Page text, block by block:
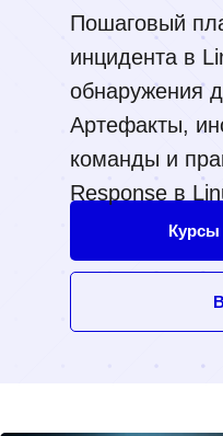
Курсы
Пошаговый
инцидента в
обнаружения
Артефакты,
команды и
Response в